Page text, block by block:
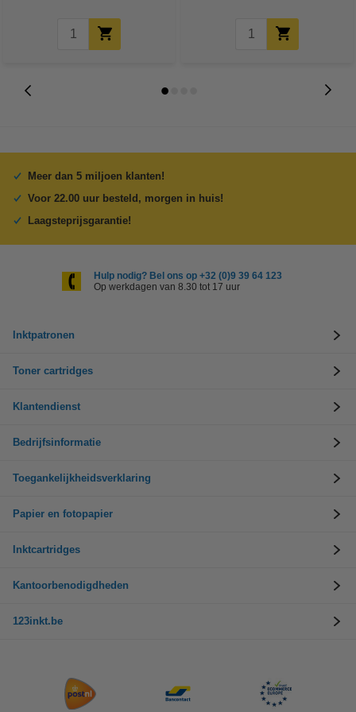
Meer dan 5 miljoen klanten!
Voor 22.00 uur besteld, morgen in huis!
Laagsteprijsgarantie!
Hulp nodig? Bel ons op +32 (0)9 39 64 123
Op werkdagen van 8.30 tot 17 uur
Inktpatronen
Toner cartridges
Klantendienst
Bedrijfsinformatie
Toegankelijkheidsverklaring
Papier en fotopapier
Inktcartridges
Kantoorbenodigdheden
123inkt.be